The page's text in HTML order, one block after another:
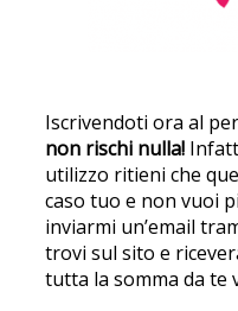
Iscrivendoti ora al
non rischi nulla!
utilizzo ritieni che
caso tuo e non vuoi
inviarmi un’email
trovi sul sito e
tutta la somma da te